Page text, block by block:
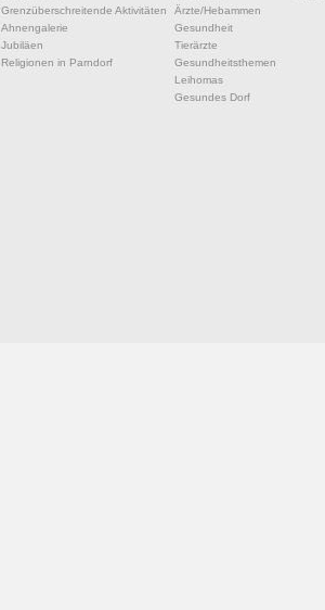
Grenzüberschreitende Aktivitäten
Ahnengalerie
Jubiläen
Religionen in Parndorf
Ärzte/Hebammen
Gesundheit
Tierärzte
Gesundheitsthemen
Leihomas
Gesundes Dorf